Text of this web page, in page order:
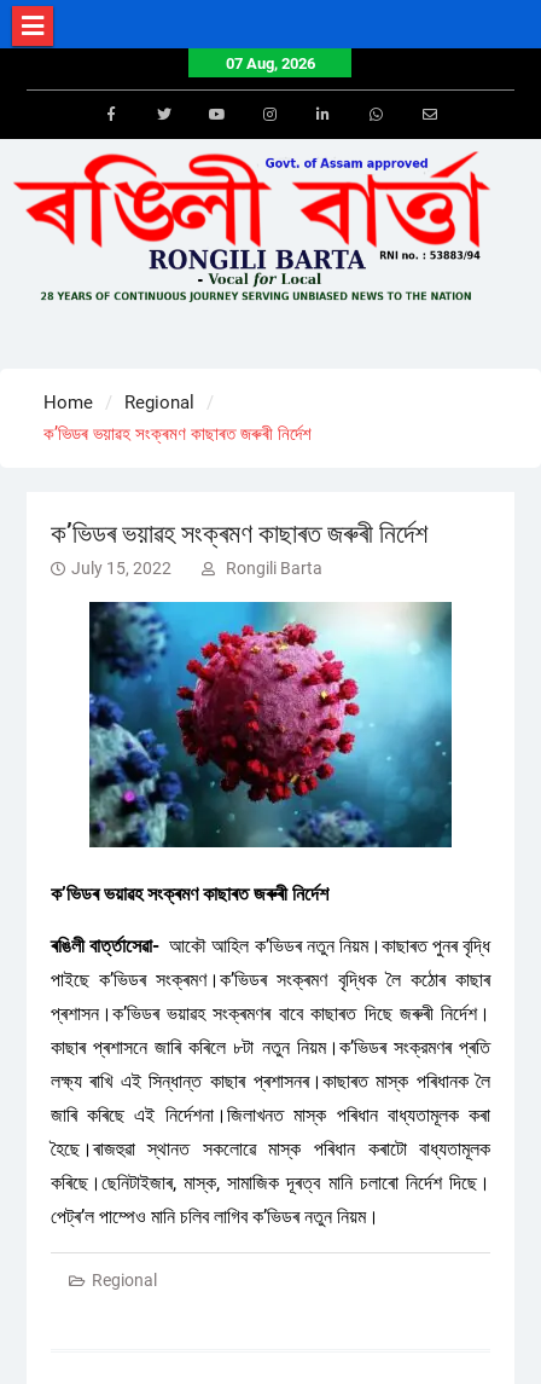
Skip
to
07 Aug, 2026
FacebookTwitterYoutube Email
Home
Regional
ক’ভিডৰ ভয়াৱহ সংক্ৰমণ কাছাৰত জৰুৰী নিৰ্দেশ
ক’ভিডৰ ভয়াৱহ সংক্ৰমণ কাছাৰত জৰুৰী নিৰ্দেশ
July 15, 2022 Rongili Barta
ক’ভিডৰ ভয়াৱহ সংক্ৰমণ কাছাৰত জৰুৰী নিৰ্দেশ
ৰঙিলী বাৰ্ত্তাসেৱা- আকৌ আহিল ক’ভিডৰ নতুন নিয়ম।কাছাৰত পুনৰ বৃদ্ধি
পাইছে ক’ভিডৰ সংক্ৰমণ।ক’ভিডৰ সংক্ৰমণ বৃদ্ধিক লৈ কঠোৰ কাছাৰ
প্ৰশাসন।ক’ভিডৰ ভয়াৱহ সংক্ৰমণৰ বাবে কাছাৰত দিছে জৰুৰী নিৰ্দেশ।
কাছাৰ প্ৰশাসনে জাৰি কৰিলে ৮টা নতুন নিয়ম।ক’ভিডৰ সংক্রমণৰ প্ৰতি
লক্ষ্য ৰাখি এই সিন্ধান্ত কাছাৰ প্ৰশাসনৰ।কাছাৰত মাস্ক পৰিধানক লৈ
জাৰি কৰিছে এই নিৰ্দেশনা।জিলাখনত মাস্ক পৰিধান বাধ্যতামূলক কৰা
হৈছে।ৰাজহুৱা স্থানত সকলোৱে মাস্ক পৰিধান কৰাটো বাধ্যতামূলক
কৰিছে।ছেনিটাইজাৰ, মাস্ক, সামাজিক দূৰত্ব মানি চলাৰো নিৰ্দেশ দিছে।
পেট্ৰ’ল পাম্পেও মানি চলিব লাগিব ক’ভিডৰ নতুন নিয়ম।
Regional